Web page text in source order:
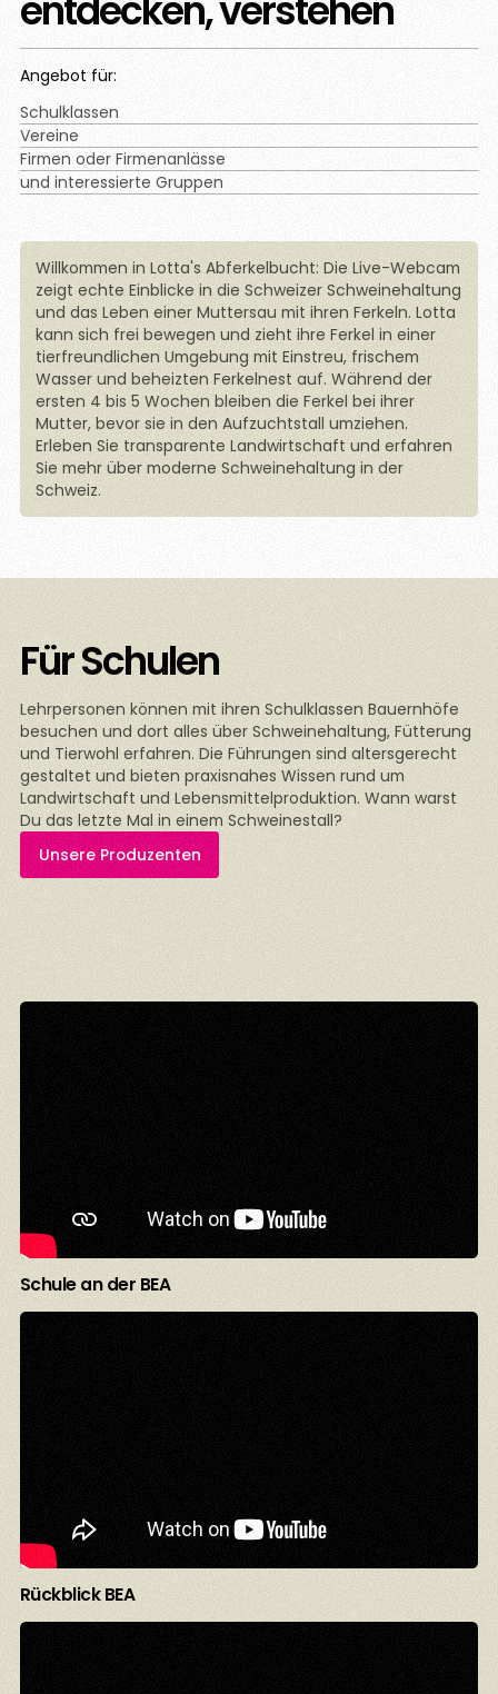
entdecken, verstehen
Angebot für:
Schulklassen
Vereine
Firmen oder Firmenanlässe
und interessierte Gruppen
Willkommen in Lotta's Abferkelbucht: Die Live-Webcam
zeigt echte Einblicke in die Schweizer Schweinehaltung
und das Leben einer Muttersau mit ihren Ferkeln. Lotta
kann sich frei bewegen und zieht ihre Ferkel in einer
tierfreundlichen Umgebung mit Einstreu, frischem
Wasser und beheizten Ferkelnest auf. Während der
ersten 4 bis 5 Wochen bleiben die Ferkel bei ihrer
Mutter, bevor sie in den Aufzuchtstall umziehen.
Erleben Sie transparente Landwirtschaft und erfahren
Sie mehr über moderne Schweinehaltung in der
Schweiz.
Für Schulen
Lehrpersonen können mit ihren Schulklassen Bauernhöfe
besuchen und dort alles über Schweinehaltung, Fütterung
und Tierwohl erfahren. Die Führungen sind altersgerecht
gestaltet und bieten praxisnahes Wissen rund um
Landwirtschaft und Lebensmittelproduktion. Wann warst
Du das letzte Mal in einem Schweinestall?
Unsere Produzenten
Schule an der BEA
Rückblick BEA